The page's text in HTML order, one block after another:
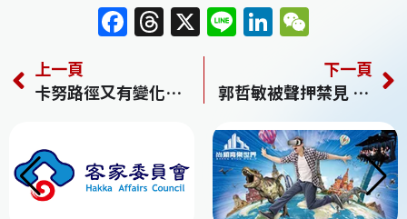
F
a
c
e
o
o
T
h
re
a
s
X Li
n
e
Li
n
k
e
dI
n
C
h
at
上一頁
卡努路徑又有變化各國紛紛西修 「蘭恩」颱風最快明生成
下一頁
郭哲敏被聲押禁見 法院明將開強制處分庭